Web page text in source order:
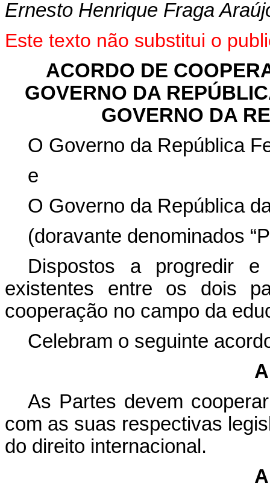
Ernesto Henrique Fraga
Este texto não substitui o
ACORDO DE
GOVERNO DA
GOVERNO DA
O Governo da República
e
O Governo da República
(doravante denominados
Dispostos a progredir e
existentes entre os dois
cooperação no campo da
Celebram o seguinte
As Partes devem
com as suas respectivas
do direito internacional.